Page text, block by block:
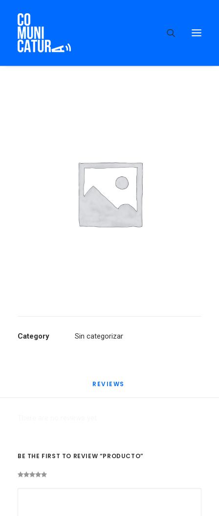
Category Sin categorizar
REVIEWS
BE THE FIRST TO REVIEW “PRODUCTO”